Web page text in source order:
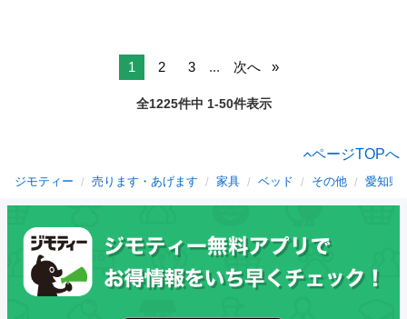
1 2 3 ... 次へ
全1225件中 1-50件表示
ページTOPへ
ジモティー 売ります・あげます 家具 ベッド その他 愛知県